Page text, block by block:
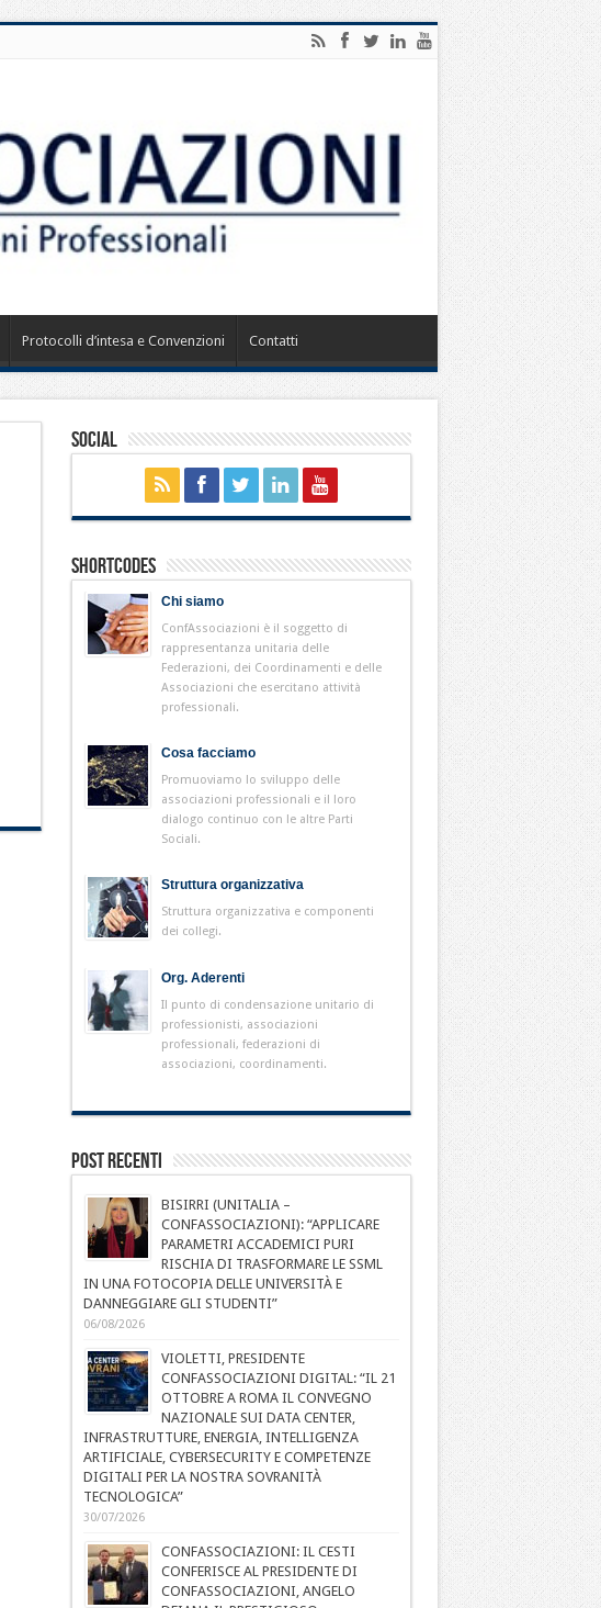
Protocolli d’intesa e Convenzioni Contatti
Social
Shortcodes
Chi siamo
ConfAssociazioni è il soggetto di
rappresentanza unitaria delle
Federazioni, dei Coordinamenti e delle
Associazioni che esercitano attività
professionali.
Cosa facciamo
Promuoviamo lo sviluppo delle
associazioni professionali e il loro
dialogo continuo con le altre Parti
Sociali.
Struttura organizzativa
Struttura organizzativa e componenti
dei collegi.
Org. Aderenti
Il punto di condensazione unitario di
professionisti, associazioni
professionali, federazioni di
associazioni, coordinamenti.
Post Recenti
BISIRRI (UNITALIA –
CONFASSOCIAZIONI): “APPLICARE
PARAMETRI ACCADEMICI PURI
RISCHIA DI TRASFORMARE LE SSML
IN UNA FOTOCOPIA DELLE UNIVERSITÀ E
DANNEGGIARE GLI STUDENTI”
06/08/2026
VIOLETTI, PRESIDENTE
CONFASSOCIAZIONI DIGITAL: “IL 21
OTTOBRE A ROMA IL CONVEGNO
NAZIONALE SUI DATA CENTER,
INFRASTRUTTURE, ENERGIA, INTELLIGENZA
ARTIFICIALE, CYBERSECURITY E COMPETENZE
DIGITALI PER LA NOSTRA SOVRANITÀ
TECNOLOGICA”
30/07/2026
CONFASSOCIAZIONI: IL CESTI
CONFERISCE AL PRESIDENTE DI
CONFASSOCIAZIONI, ANGELO